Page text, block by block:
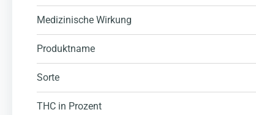
Medizinische Wirkung
Produktname
Sorte
THC in Prozent